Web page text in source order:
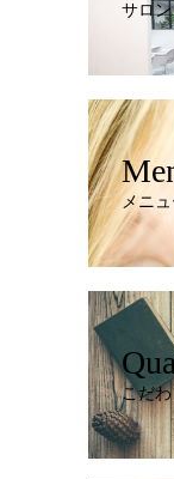
サロン
メニュ
こだ